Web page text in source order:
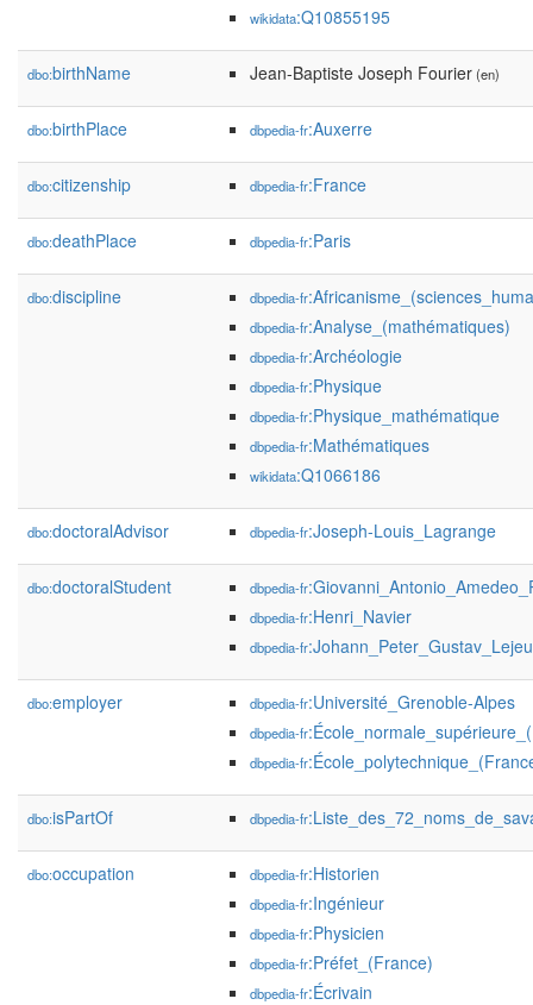
wikidata:Q10855195
dbo:birthName Jean-Baptiste Joseph Fourier(en)
dbo:birthPlace dbpedia-fr:Auxerre
dbo:citizenship dbpedia-fr:France
dbo:deathPlace dbpedia-fr:Paris
dbo:discipline dbpedia-fr
dbpedia-fr:Analyse_(mathématiques)
dbpedia-fr:Archéologie
dbpedia-fr:Physique
dbpedia-fr:Physique_mathématique
dbpedia-fr:Mathématiques
wikidata:Q1066186
dbo:doctoralAdvisor dbpedia-fr:Joseph-Louis_Lagrange
dbo:doctoralStudent dbpedia-fr
dbpedia-fr:Henri_Navier
dbpedia-fr
dbo:employer dbpedia-fr:Université_Grenoble-Alpes
dbpedia-fr
dbpedia-fr
dbo:isPartOf dbpedia-fr
dbo:occupation dbpedia-fr:Historien
dbpedia-fr:Ingénieur
dbpedia-fr:Physicien
dbpedia-fr:Préfet_(France)
dbpedia-fr:Écrivain